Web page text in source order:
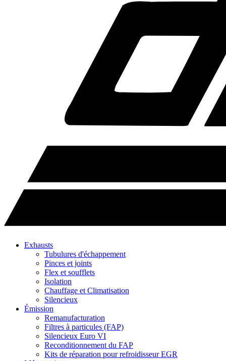
Exhausts
Tubulures d'échappement
Pinces et joints
Flex et soufflets
Isolation
Chauffage et Climatisation
Silencieux
Émission
Remanufacturation
Filtres à particules (FAP)
Silencieux Euro VI
Reconditionnement du FAP
Kits de réparation pour refroidisseur EGR